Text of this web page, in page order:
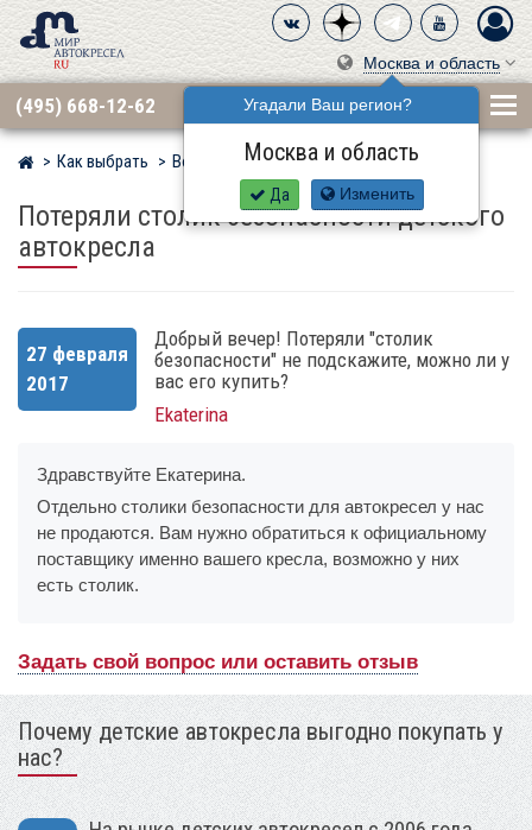
Москва и область
Угадали Ваш регион?
Москва и область
Да Изменить
(495) 668-12-62
Мир детских автокресел
Как выбрать Вопросы
Потеряли столик безопасности детского
автокресла
27 февраля
2017
Добрый вечер! Потеряли "столик
безопасности" не подскажите, можно ли у
вас его купить?
Ekaterina
Здравствуйте Екатерина.
Отдельно столики безопасности для автокресел у нас
не продаются. Вам нужно обратиться к официальному
поставщику именно вашего кресла, возможно у них
есть столик.
Задать свой вопрос или оставить отзыв
Почему детские автокресла выгодно покупать у
нас?